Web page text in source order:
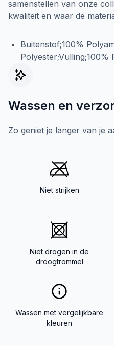
samenstellen van onze
kwaliteit en waar de
Buitenstof;100%
Polyester;Vulling;100%
Wassen en
Zo geniet je langer van je
Niet strijken
Niet drogen in de
droogtrommel
Wassen met vergelijkbare
kleuren